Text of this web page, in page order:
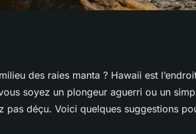
au milieu
?
des raies manta ? Hawaii est
soyez un plongeur aguerri ou un
pas déçu. Voici quelques suggestions